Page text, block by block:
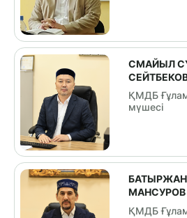
СМАЙЫЛ
ҚМДБ
мүшесі
МАНСУРОВ
ҚМДБ